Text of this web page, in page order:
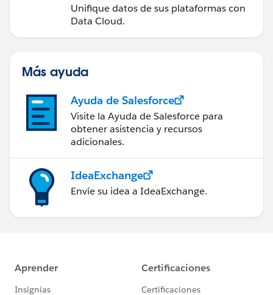
Unifique datos de sus plataformas con
Data Cloud.
Más ayuda
Ayuda de Salesforce
Visite la Ayuda de Salesforce para
obtener asistencia y recursos
adicionales.
IdeaExchange
Envíe su idea a IdeaExchange.